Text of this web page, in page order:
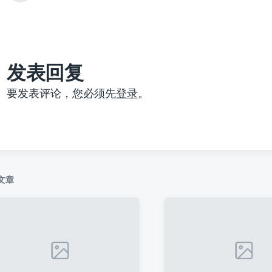
篇
发表回复
要发表评论，您必须先登录。
章